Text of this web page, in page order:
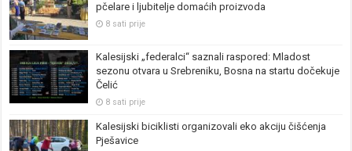
pčelare i ljubitelje domaćih proizvoda
8 sati prije
Kalesijski „federalci“ saznali raspored: Mladost
sezonu otvara u Srebreniku, Bosna na startu dočekuje
Čelić
8 sati prije
Kalesijski biciklisti organizovali eko akciju čišćenja
Pješavice